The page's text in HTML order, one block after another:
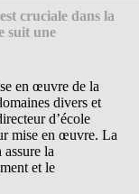
cruciale dans la
suit une
en œuvre de la
divers et
d’école
mise en œuvre. La
la
et le